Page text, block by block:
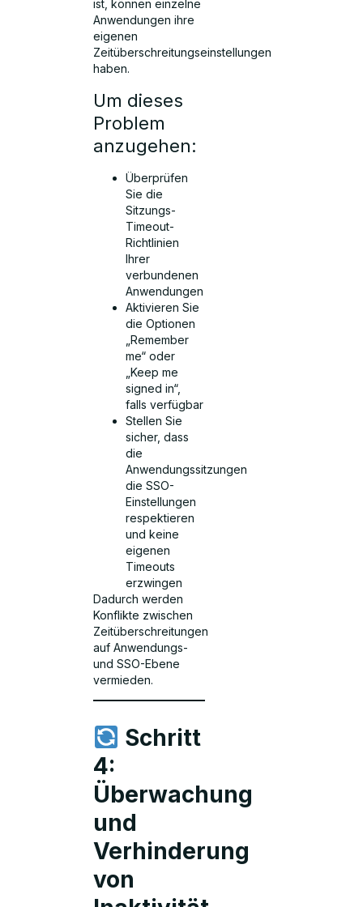
ist, können einzelne
Anwendungen ihre
eigenen
Zeitüberschreitungseinstellungen
haben.
Um dieses
Problem
anzugehen:
Überprüfen
Sie die
Sitzungs-
Timeout-
Richtlinien
Ihrer
verbundenen
Anwendungen
Aktivieren Sie
die Optionen
„Remember
me“ oder
„Keep me
signed in“,
falls verfügbar
Stellen Sie
sicher, dass
die
Anwendungssitzungen
die SSO-
Einstellungen
respektieren
und keine
eigenen
Timeouts
erzwingen
Dadurch werden
Konflikte zwischen
Zeitüberschreitungen
auf Anwendungs-
und SSO-Ebene
vermieden.
Schritt
4:
Überwachung
und
Verhinderung
von